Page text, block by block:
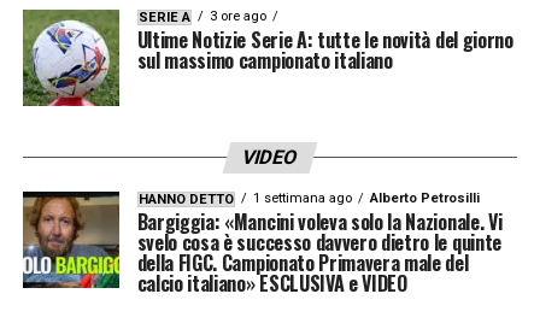
SERIE A 3 ore ago
Ultime Notizie Serie A: tutte le novità del giorno
sul massimo campionato italiano
VIDEO
HANNO DETTO 1 settimana ago Alberto Petrosilli
Bargiggia: «Mancini voleva solo la Nazionale. Vi
svelo cosa è successo davvero dietro le quinte
della FIGC. Campionato Primavera male del
calcio italiano» ESCLUSIVA e VIDEO